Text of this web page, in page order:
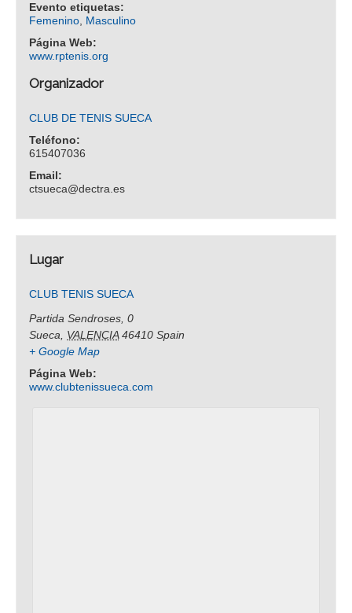
Evento etiquetas:
Femenino, Masculino
Página Web:
www.rptenis.org
Organizador
CLUB DE TENIS SUECA
Teléfono:
615407036
Email:
ctsueca@dectra.es
Lugar
CLUB TENIS SUECA
Partida Sendroses, 0
Sueca
VALENCIA 46410 Spain
+ Google Map
Página Web:
www.clubtenissueca.com